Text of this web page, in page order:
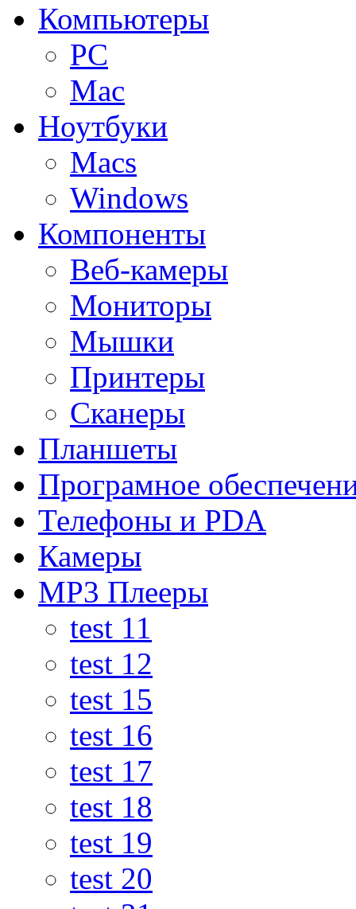
Компьютеры
PC
Mac
Ноутбуки
Macs
Windows
Компоненты
Веб-камеры
Мониторы
Мышки
Принтеры
Сканеры
Планшеты
Програмное
Телефоны и PDA
Камеры
MP3 Плееры
test 11
test 12
test 15
test 16
test 17
test 18
test 19
test 20